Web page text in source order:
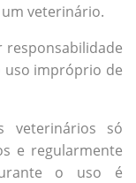
veterinário.
responsabilidade
uso impróprio de
veterinários só
e regularmente
o uso é